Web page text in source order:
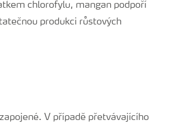
chlorofylu, mangan podpoří
produkci růstových
V případě přetvávajícího